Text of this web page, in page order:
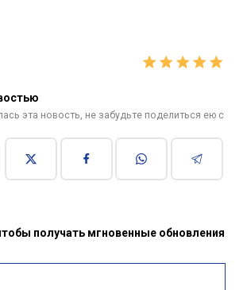
эта новость, не забудьте поделиться ею с
получать мгновенные обновления